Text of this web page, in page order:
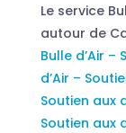
Le service
autour de
Bulle d’Air
d’Air –
Soutien aux
Soutien aux